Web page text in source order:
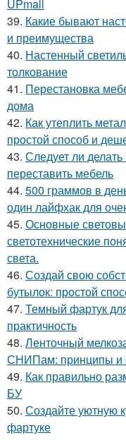
UPmall
39. Какие бывают
и преимущества
40. Настенный
толкование
41. Перестановка
дома
42. Как утеплить
простой способ и
43. Следует ли
переставить мебель
44. 500 граммов в
один лайфхак для
45. Основные
светотехнические
света.
46. Создай свою
бутылок: простой
47. Темный фартук
практичность
48. Ленточный
СНИПам: принципы и
49. Как правильно
БУ
50. Создайте уютную
фартуке